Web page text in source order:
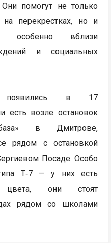
помогут не только
на перекрестках, но и
особенно вблизи
и социальных
появились в 17
есть возле остановок
в Дмитрове,
рядом с остановкой
Посаде. Особо
Т‑7 — у них есть
цвета, они стоят
рядом со школами